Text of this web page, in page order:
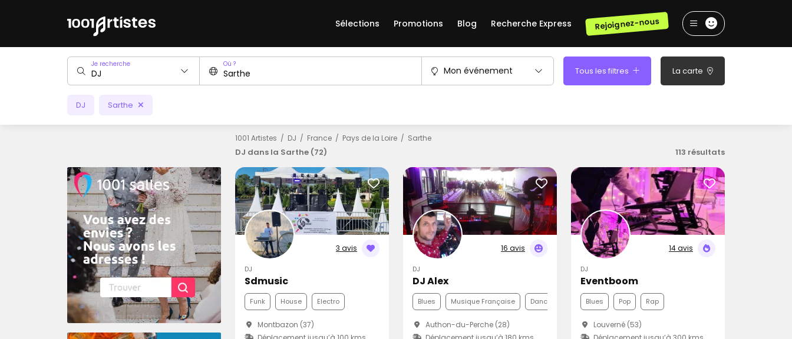
Sélections Promotions Blog Recherche Express Rejoignez-nous
Je recherche Où ?
Mon événement Tous les filtres La carte
DJ Sarthe
1001 Artistes DJ France Pays de la Loire Sarthe
DJ dans la Sarthe (72) 113 résultats
3 avis
DJ
Sdmusic
Funk House Electro
Montbazon (37)
16 avis
DJ
DJ Alex
Blues Musique Française Dance
Authon-du-Perche (28)
14 avis
DJ
Eventboom
Blues Pop Rap
Louverné (53)